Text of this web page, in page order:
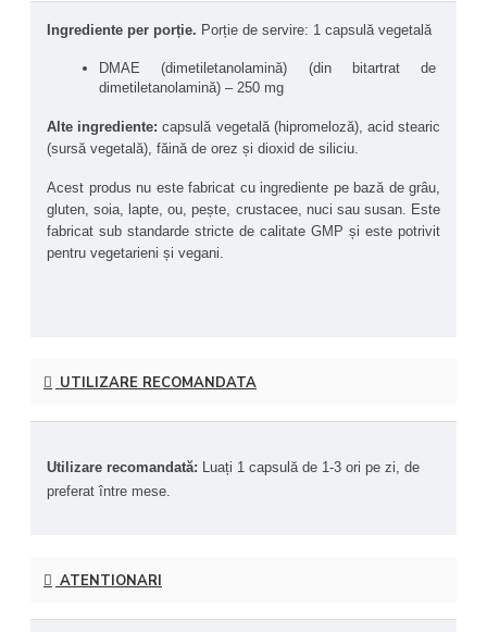
a performanței cognitive generale, datorită implicării directe în
pentru posibile beneficii legate de îmbunătățirea stării de spirit
și reducerea simptomelor asociate stresului oxidativ și
îmbătrânirii neuronale.
Acest produs este ideal pentru adulții activi care își doresc să
își mențină sau să îmbunătățească performanțele cognitive și
sănătatea cerebrală în mod natural.
Beneficiile principale ale produsului NOW® DMAE
Claritate mentală și performanță cognitivă
optimizarea capacității cognitive generale, susținând
Efecte neuroprotectoare și antioxidante – Studiile
indică faptul că DMAE poate avea efecte antioxidante
emoțional
și la reducerea simptomelor de stres sau oboseală
Ingrediente per porție. Porție de servire: 1 capsulă vegetală
DMAE (dimetiletanolamină) (din bitartrat de
dimetiletanolamină) – 250 mg
Alte ingrediente: capsulă vegetală (hipromeloză), acid stearic
(sursă vegetală), făină de orez și dioxid de siliciu.
Acest produs nu este fabricat cu ingrediente pe bază de grâu,
gluten, soia, lapte, ou, pește, crustacee, nuci sau susan. Este
fabricat sub standarde stricte de calitate GMP și este potrivit
pentru vegetarieni și vegani.
UTILIZARE RECOMANDATA
Utilizare recomandată: Luați 1 capsulă de 1-3 ori pe zi, de
preferat între mese.
ATENTIONARI